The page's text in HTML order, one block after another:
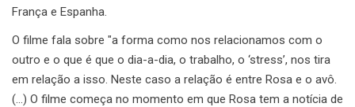
França e Espanha.
O filme fala sobre "a forma como nos relacionamos com o
outro e o que é que o dia-a-dia, o trabalho, o ‘stress’, nos tira
em relação a isso. Neste caso a relação é entre Rosa e o avô.
(…) O filme começa no momento em que Rosa tem a notícia de